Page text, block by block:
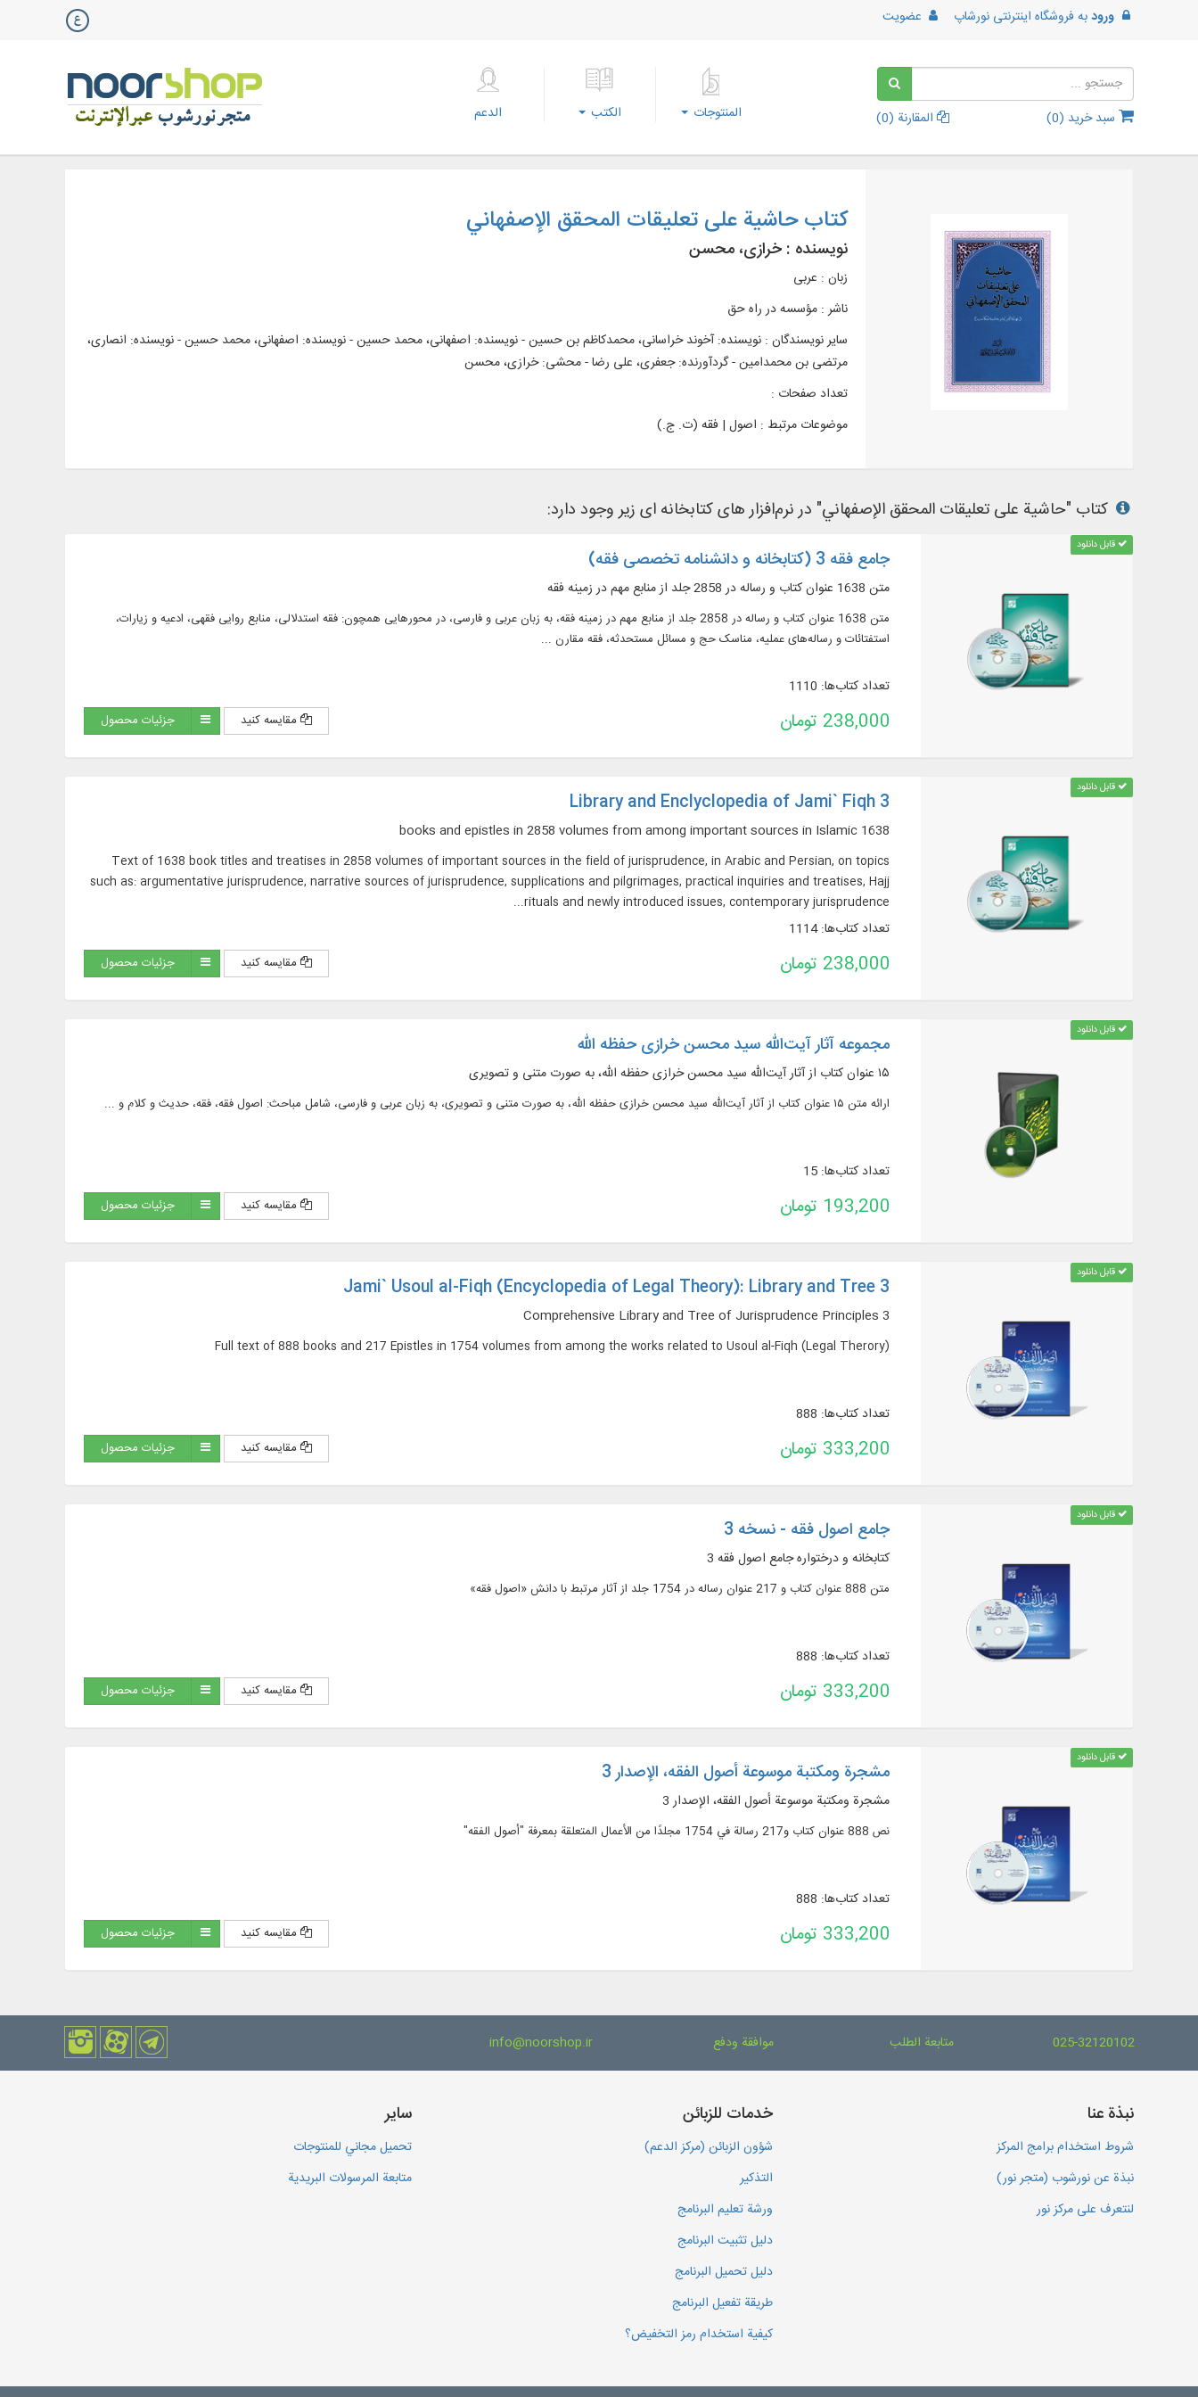
ورودبه فروشگاه اینترنتی نورشاپ عضویت
سبد خرید (0
) المقارنة (0
) المنتوجات الكتب الدعم
کتاب حاشیة علی تعلیقات المحقق الإصفهاني
نویسنده : خرازی، محسن
زبان : عربی
ناشر : مؤسسه در راه حق
سایر نویسندگان : نویسنده: آخوند خراسانی، محمدکاظم بن حسین - نویسنده: اصفهانی، محمد حسین - نویسنده: اصفهانی، محمد حسین - نویسنده: انصاری،
مرتضی بن محمدامین - گردآورنده: جعفری، علی رضا - محشی: خرازی، محسن
تعداد صفحات :
موضوعات مرتبط : اصول | فقه (ت. ج.)
کتاب "حاشیة علی تعلیقات المحقق الإصفهاني" در نرم‌افزار های کتابخانه ای زیر وجود دارد:
قابل دانلود
جامع فقه 3 (کتابخانه و دانشنامه تخصصی فقه)
متن 1638 عنوان کتاب و رساله در 2858 جلد از منابع مهم در زمينه فقه
متن 1638 عنوان کتاب و رساله در 2858 جلد از منابع مهم در زمينه فقه، به زبان عربی و فارسی، در محورهایی همچون: فقه استدلالی، منابع روایی فقهی، ادعیه و زیارات،
استفتائات و رساله‌های عملیه، مناسک حج و مسائل مستحدثه، فقه مقارن ...
تعداد کتاب‌ها: 1110
238,000 تومان مقایسه کنید جزئیات محصول
قابل دانلود
Library and Enclyclopedia of Jami` Fiqh 3
1638 books and epistles in 2858 volumes from among important sources in Islamic
Text of 1638 book titles and treatises in 2858 volumes of important sources in the field of jurisprudence, in Arabic and Persian, on topics
such as: argumentative jurisprudence, narrative sources of jurisprudence, supplications and pilgrimages, practical inquiries and treatises, Hajj
rituals and newly introduced issues, contemporary jurisprudence...
تعداد کتاب‌ها: 1114
238,000 تومان مقایسه کنید جزئیات محصول
قابل دانلود
مجموعه آثار آیت‌الله سید محسن خرازی حفظه الله
۱۵ عنوان کتاب از آثار آیت‌الله سید محسن خرازی حفظه الله، به صورت متنی و تصویری
ارائه متن ۱۵ عنوان کتاب از آثار آیت‌الله سید محسن خرازی حفظه الله، به صورت متنی و تصویری، به زبان عربی و فارسی، شامل مباحث: اصول فقه، فقه، حدیث و کلام و ...
تعداد کتاب‌ها: 15
193,200 تومان مقایسه کنید جزئیات محصول
قابل دانلود
Jami` Usoul al-Fiqh (Encyclopedia of Legal Theory): Library and Tree 3
Comprehensive Library and Tree of Jurisprudence Principles 3
Full text of 888 books and 217 Epistles in 1754 volumes from among the works related to Usoul al-Fiqh (Legal Therory)
تعداد کتاب‌ها: 888
333,200 تومان مقایسه کنید جزئیات محصول
قابل دانلود
جامع اصول فقه - نسخه 3
کتابخانه و درختواره جامع اصول فقه 3
متن 888 عنوان کتاب و 217 عنوان رساله در 1754 جلد از آثار مرتبط با دانش «اصول فقه»
تعداد کتاب‌ها: 888
333,200 تومان مقایسه کنید جزئیات محصول
قابل دانلود
مشجرة ومكتبة موسوعة أصول الفقه، الإصدار 3
مشجرة ومكتبة موسوعة أصول الفقه، الإصدار 3
نص 888 عنوان كتاب و217 رسالة في 1754 مجلدًا من الأعمال المتعلقة بمعرفة "أصول الفقه"
تعداد کتاب‌ها: 888
333,200 تومان مقایسه کنید جزئیات محصول
025-32120102 متابعة الطلب موافقة ودفع info@noorshop.ir
نبذة عنا
شروط استخدام برامج المركز
نبذة عن نورشوب (متجر نور)
لنتعرف على مركز نور
خدمات للزبائن
شؤون الزبائن (مركز الدعم)
التذكير
ورشة تعليم البرنامج
دليل تثبيت البرنامج
دليل تحميل البرنامج
طريقة تفعيل البرنامج
كيفية استخدام رمز التخفيض؟
سایر
تحميل مجاني للمنتوجات
متابعة المرسولات البريدية